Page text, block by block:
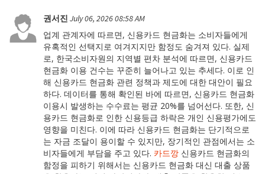
권서진 July 06, 2026 08:58 AM
업계 관계자에 따르면, 신용카드 현금화는 소비자들에게
유혹적인 선택지로 여겨지지만 함정도 숨겨져 있다. 실제
로, 한국소비자원의 지역별 편차 분석에 따르면, 신용카드
현금화 이용 건수는 꾸준히 늘어나고 있는 추세다. 이로 인
해 신용카드 현금화 관련 정책과 제도에 대한 대안이 필요
하다. 데이터를 통해 확인된 바에 따르면, 신용카드 현금화
이용시 발생하는 수수료는 평균 20%를 넘어선다. 또한, 신
용카드 현금화로 인한 신용등급 하락은 개인 신용평가에도
영향을 미친다. 이에 따라 신용카드 현금화는 단기적으로
는 자금 조달이 용이할 수 있지만, 장기적인 관점에서는 소
비자들에게 부담을 주고 있다. 카드깡 신용카드 현금화의
함정을 피하기 위해서는 신용카드 현금화 대신 대출 상품